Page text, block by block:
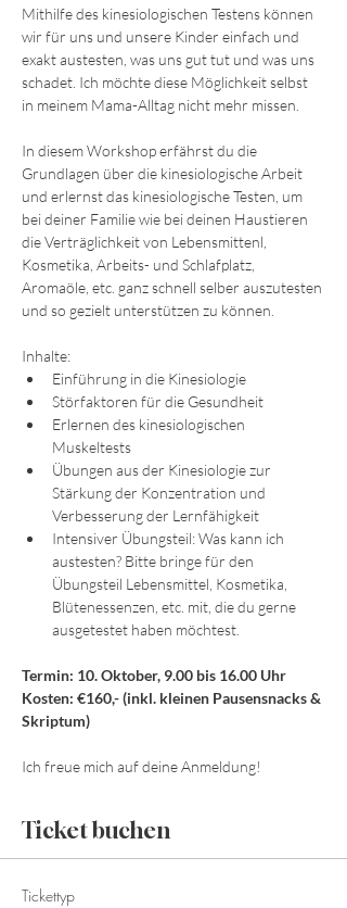
Mithilfe des kinesiologischen Testens können
wir für uns und unsere Kinder einfach und
exakt austesten, was uns gut tut und was uns
schadet. Ich möchte diese Möglichkeit selbst
in meinem Mama-Alltag nicht mehr missen.
In diesem Workshop erfährst du die
Grundlagen über die kinesiologische Arbeit
und erlernst das kinesiologische Testen, um
bei deiner Familie wie bei deinen Haustieren
die Verträglichkeit von Lebensmittenl,
Kosmetika, Arbeits- und Schlafplatz,
Aromaöle, etc. ganz schnell selber auszutesten
und so gezielt unterstützen zu können.​
Inhalte:
Einführung in die Kinesiologie
Störfaktoren für die Gesundheit
Erlernen des kinesiologischen
Muskeltests
Übungen aus der Kinesiologie zur
Stärkung der Konzentration und
Verbesserung der Lernfähigkeit
Intensiver Übungsteil: Was kann ich
austesten? Bitte bringe für den
Übungsteil Lebensmittel, Kosmetika,
Blütenessenzen, etc. mit, die du gerne
ausgetestet haben möchtest.
Termin: 10. Oktober, 9.00 bis 16.00 Uhr
Kosten: €160,- (inkl. kleinen Pausensnacks &
Skriptum)
Ich freue mich auf deine Anmeldung!
Ticket buchen
Tickettyp